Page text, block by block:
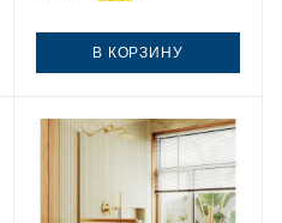
В КОРЗИНУ